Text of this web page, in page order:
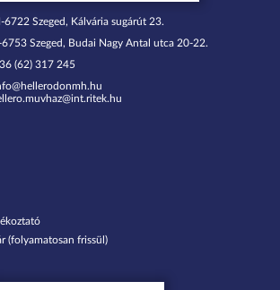
6722 Szeged, Kálvária sugárút 23.
6753 Szeged, Budai Nagy Antal utca 20-22.
(62) 317 245
(folyamatosan frissül)